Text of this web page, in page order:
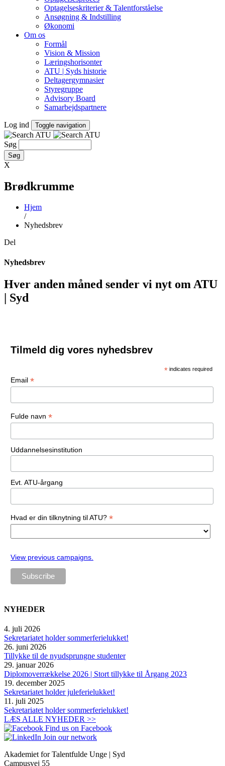
Optagelseskriterier & Talentforståelse
Ansøgning & Indstilling
Økonomi
Om os
Formål
Vision & Mission
Læringshorisonter
ATU | Syds historie
Deltagergymnasier
Styregruppe
Advisory Board
Samarbejdspartnere
Log ind Toggle navigation
Søg
X
Brødkrumme
Hjem
/
Nyhedsbrev
Del
Nyhedsbrev
Hver anden måned sender vi nyt om ATU
| Syd
Tilmeld dig vores nyhedsbrev
* indicates required
Email *
Fulde navn *
Uddannelsesinstitution
Evt. ATU-årgang
Hvad er din tilknytning til ATU? *
View previous campaigns.
NYHEDER
4. juli 2026
Sekretariatet holder sommerferielukket!
26. juni 2026
Tillykke til de nyudsprungne studenter
29. januar 2026
Diplomoverrækkelse 2026 | Stort tillykke til Årgang 2023
19. december 2025
Sekretariatet holder juleferielukket!
11. juli 2025
Sekretariatet holder sommerferielukket!
LÆS ALLE NYHEDER >>
Find us on Facebook
Join our network
Akademiet for Talentfulde Unge | Syd
Campusvej 55